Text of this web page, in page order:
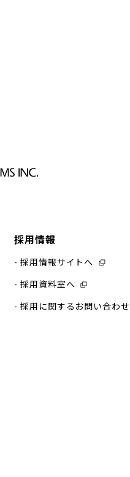
採用情報
採用情報サイトへ
採用資料室へ
採用に関するお問い合わせ